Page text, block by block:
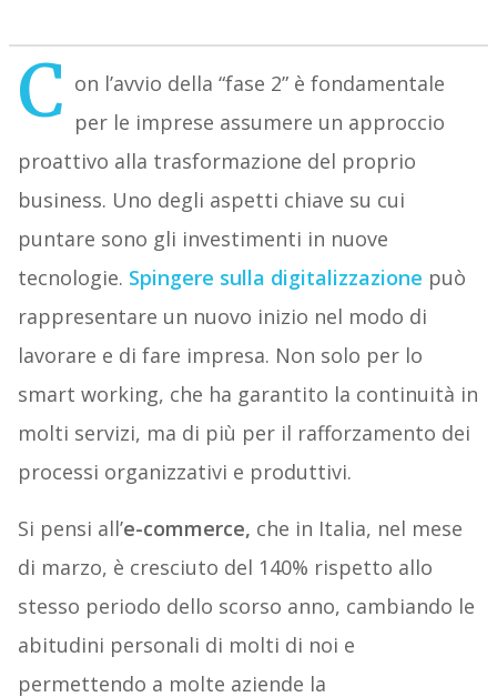
C on l’avvio della “fase 2” è fondamentale
per le imprese assumere un approccio
proattivo alla trasformazione del proprio
business. Uno degli aspetti chiave su cui
puntare sono gli investimenti in nuove
tecnologie. Spingere sulla digitalizzazione può
rappresentare un nuovo inizio nel modo di
lavorare e di fare impresa. Non solo per lo
smart working, che ha garantito la continuità in
molti servizi, ma di più per il rafforzamento dei
processi organizzativi e produttivi.
Si pensi all’e-commerce, che in Italia, nel mese
di marzo, è cresciuto del 140% rispetto allo
stesso periodo dello scorso anno, cambiando le
abitudini personali di molti di noi e
permettendo a molte aziende la